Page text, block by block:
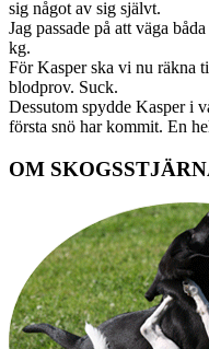
sig något av sig självt.
Jag passade på att väga
kg.
För Kasper ska vi nu räkna
blodprov. Suck.
Dessutom spydde Kasper i
första snö har kommit. En
OM